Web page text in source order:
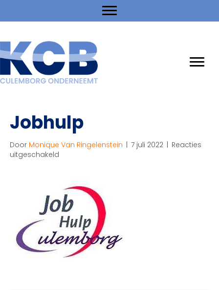
Jobhulp
Door Monique Van Ringelenstein | 7 juli 2022 | Reacties
uitgeschakeld